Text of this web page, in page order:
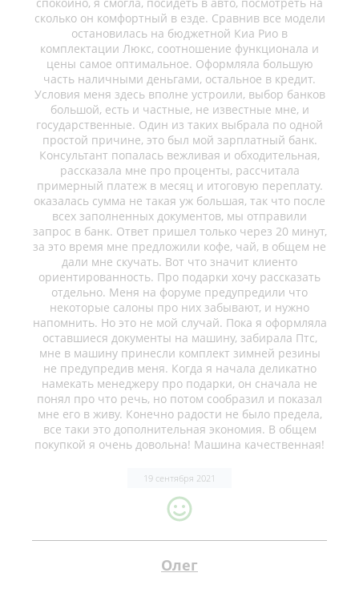
сколько он комфортный в езде. Сравнив все модели
остановилась на бюджетной Киа Рио в
комплектации Люкс, соотношение функционала и
цены самое оптимальное. Оформляла большую
часть наличными деньгами, остальное в кредит.
Условия меня здесь вполне устроили, выбор банков
большой, есть и частные, не известные мне, и
государственные. Один из таких выбрала по одной
простой причине, это был мой зарплатный банк.
Консультант попалась вежливая и обходительная,
рассказала мне про проценты, рассчитала
примерный платеж в месяц и итоговую переплату.
оказалась сумма не такая уж большая, так что после
всех заполненных документов, мы отправили
запрос в банк. Ответ пришел только через 20 минут,
за это время мне предложили кофе, чай, в общем не
дали мне скучать. Вот что значит клиенто
ориентированность. Про подарки хочу рассказать
отдельно. Меня на форуме предупредили что
некоторые салоны про них забывают, и нужно
напомнить. Но это не мой случай. Пока я оформляла
оставшиеся документы на машину, забирала Птс,
мне в машину принесли комплект зимней резины
не предупредив меня. Когда я начала деликатно
намекать менеджеру про подарки, он сначала не
понял про что речь, но потом сообразил и показал
мне его в живу. Конечно радости не было предела,
все таки это дополнительная экономия. В общем
покупкой я очень довольна! Машина качественная!
19 сентября 2021
Олег